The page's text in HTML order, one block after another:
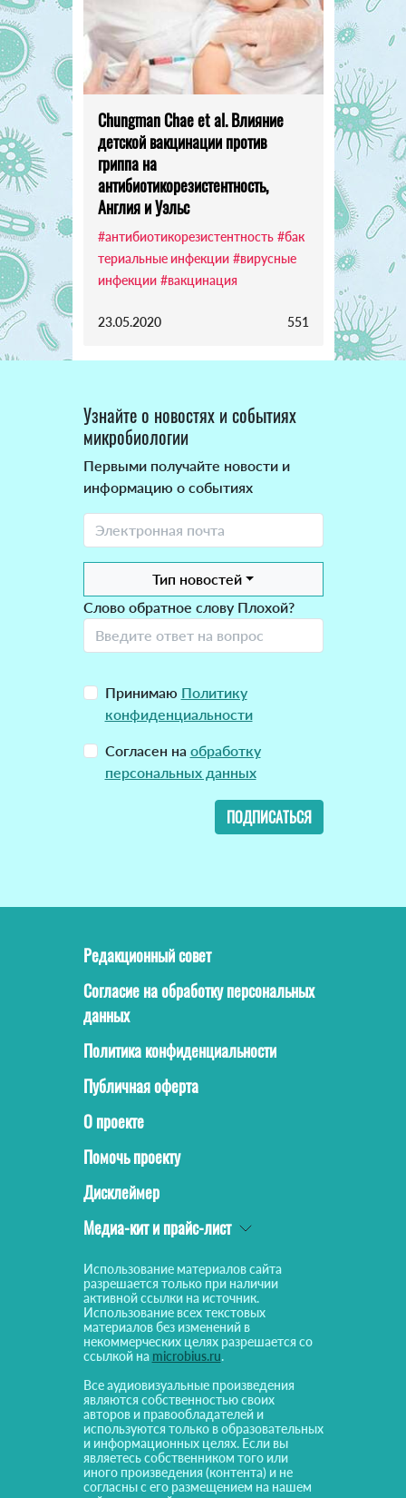
Chungman Chae et al. Влияние
детской вакцинации против
гриппа на
антибиотикорезистентность,
Англия и Уэльс
#антибиотикорезистентность #бак
териальные инфекции #вирусные
инфекции #вакцинация
23.05.2020 551
Узнайте о новостях и событиях
микробиологии
Первыми получайте новости и
информацию о событиях
Тип новостей
Слово обратное слову Плохой?
Принимаю Политику
конфиденциальности
Согласен на обработку
персональных данных
ПОДПИСАТЬСЯ
Редакционный совет
Согласие на обработку персональных
данных
Политика конфиденциальности
Публичная оферта
О проекте
Помочь проекту
Дисклеймер
Медиа-кит и прайс-лист
Использование материалов сайта
разрешается только при наличии
активной ссылки на источник.
Использование всех текстовых
материалов без изменений в
некоммерческих целях разрешается со
ссылкой на microbius.ru.
Все аудиовизуальные произведения
являются собственностью своих
авторов и правообладателей и
используются только в образовательных
и информационных целях. Если вы
являетесь собственником того или
иного произведения (контента) и не
согласны с его размещением на нашем